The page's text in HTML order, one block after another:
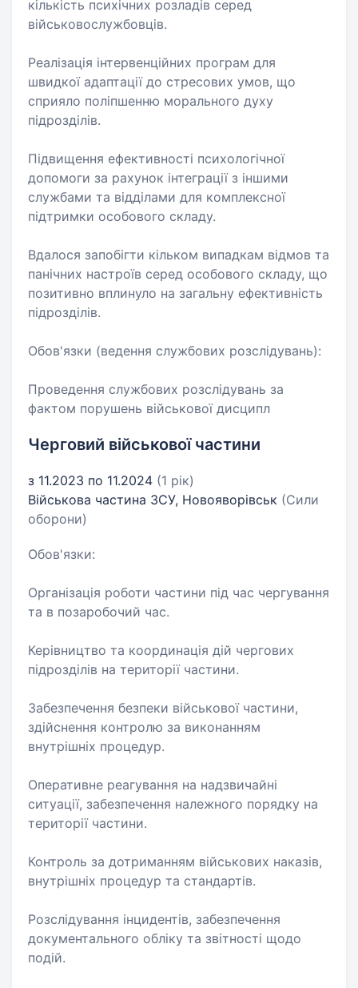
кількість психічних розладів серед
військовослужбовців.
Реалізація інтервенційних програм для
швидкої адаптації до стресових умов, що
сприяло поліпшенню морального духу
підрозділів.
Підвищення ефективності психологічної
допомоги за рахунок інтеграції з іншими
службами та відділами для комплексної
підтримки особового складу.
Вдалося запобігти кільком випадкам відмов та
панічних настроїв серед особового складу, що
позитивно вплинуло на загальну ефективність
підрозділів.
Обов'язки (ведення службових розслідувань):
Проведення службових розслідувань за
фактом порушень військової дисципл
Черговий військової частини
з 11.2023 по 11.2024 (1 рік)
Військова частина ЗСУ, Новояворівськ (Сили
оборони)
Обов'язки:
Організація роботи частини під час чергування
та в позаробочий час.
Керівництво та координація дій чергових
підрозділів на території частини.
Забезпечення безпеки військової частини,
здійснення контролю за виконанням
внутрішніх процедур.
Оперативне реагування на надзвичайні
ситуації, забезпечення належного порядку на
території частини.
Контроль за дотриманням військових наказів,
внутрішніх процедур та стандартів.
Розслідування інцидентів, забезпечення
документального обліку та звітності щодо
подій.